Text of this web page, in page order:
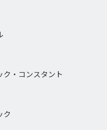
ク・コンスタント
ク